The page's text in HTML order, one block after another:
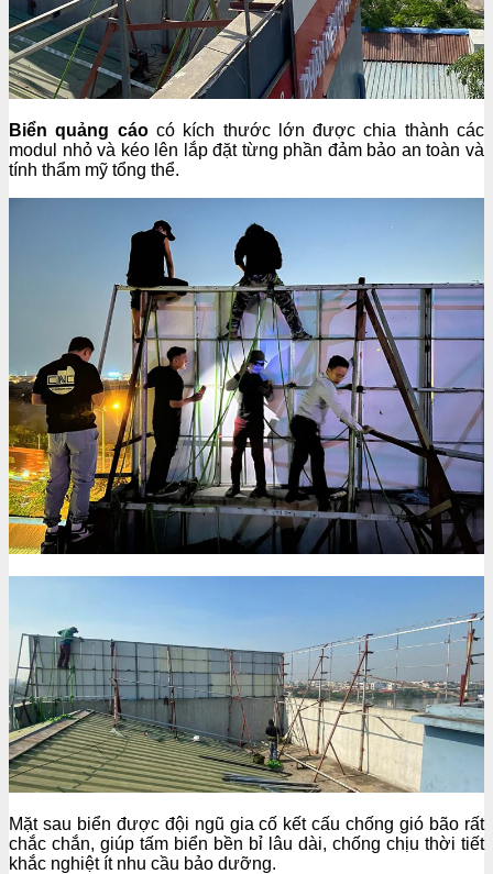
Biển quảng cáocó kích thước lớn được chia thành các
modul nhỏ và kéo lên lắp đặt từng phần đảm bảo an toàn và
tính thẩm mỹ tổng thể.
Mặt sau biển được đội ngũ gia cố kết cấu chống gió bão rất
chắc chắn, giúp tấm biển bền bỉ lâu dài, chống chịu thời tiết
khắc nghiệt ít nhu cầu bảo dưỡng.